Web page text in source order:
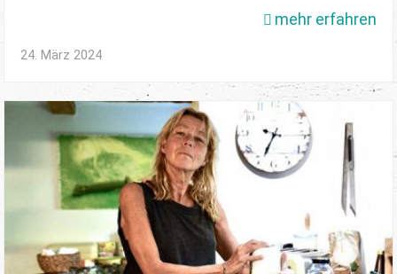
mehr erfahren
24. März 2024